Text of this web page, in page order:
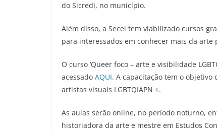
do Sicredi, no município.
Além disso, a Secel tem viabilizado cursos
para interessados em conhecer mais da arte
O curso ‘Queer foco – arte e visibilidade
acessado AQUI. A capacitação tem o
artistas visuais LGBTQIAPN +.
As aulas serão online, no período noturno,
historiadora da arte e mestre em Estudos